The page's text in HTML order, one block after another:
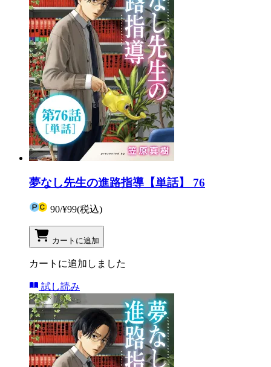
夢なし先生の進路指導【単話】 76
90/¥99(税込)
カートに追加
カートに追加しました
試し読み